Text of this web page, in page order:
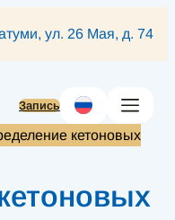
ул. 26 Мая, д. 74
Запись
кетоновых